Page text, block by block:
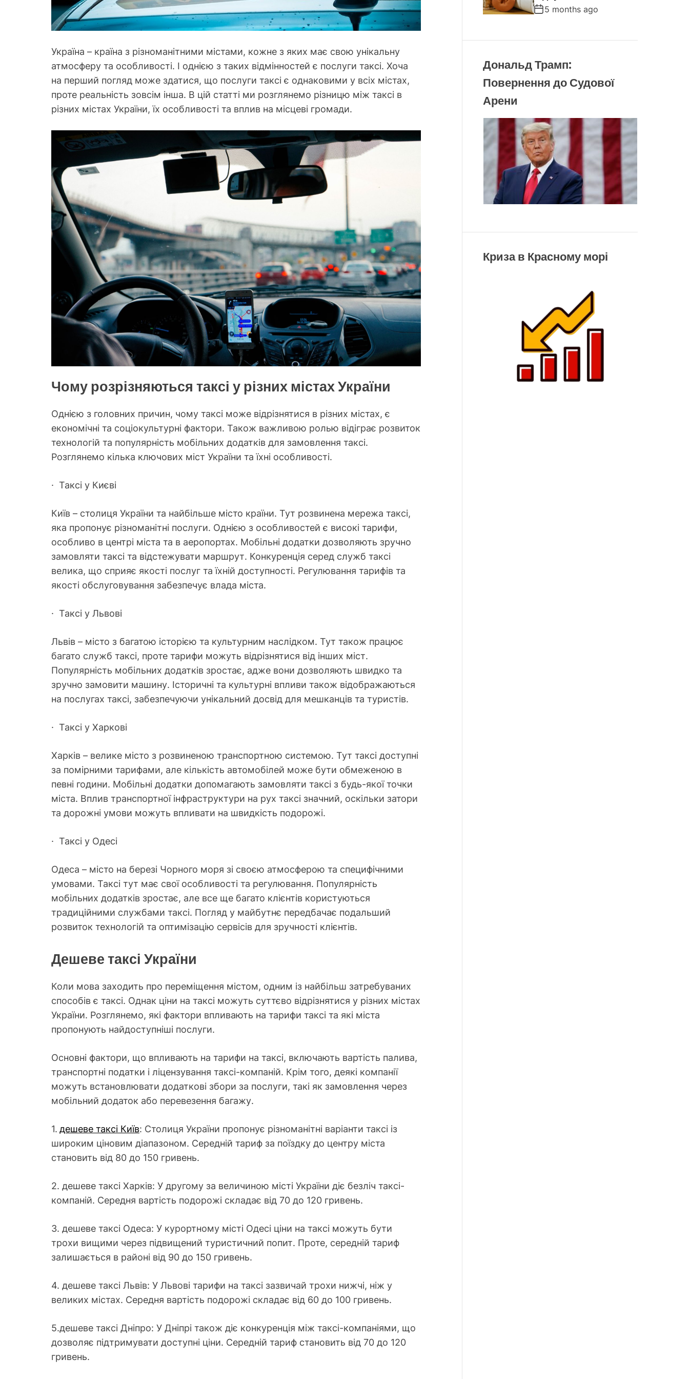
Україна – країна з різноманітними містами, кожне з яких має свою унікальну
атмосферу та особливості. І однією з таких відмінностей є послуги таксі. Хоча
на перший погляд може здатися, що послуги таксі є однаковими у всіх містах,
проте реальність зовсім інша. В цій статті ми розглянемо різницю між таксі в
різних містах України, їх особливості та вплив на місцеві громади.
Чому розрізняються таксі у різних містах України
Однією з головних причин, чому таксі може відрізнятися в різних містах, є
економічні та соціокультурні фактори. Також важливою ролью відіграє розвиток
технологій та популярність мобільних додатків для замовлення таксі.
Розглянемо кілька ключових міст України та їхні особливості.
· Таксі у Києві
Київ – столиця України та найбільше місто країни. Тут розвинена мережа таксі,
яка пропонує різноманітні послуги. Однією з особливостей є високі тарифи,
особливо в центрі міста та в аеропортах. Мобільні додатки дозволяють зручно
замовляти таксі та відстежувати маршрут. Конкуренція серед служб таксі
велика, що сприяє якості послуг та їхній доступності. Регулювання тарифів та
якості обслуговування забезпечує влада міста.
· Таксі у Львові
Львів – місто з багатою історією та культурним наслідком. Тут також працює
багато служб таксі, проте тарифи можуть відрізнятися від інших міст.
Популярність мобільних додатків зростає, адже вони дозволяють швидко та
зручно замовити машину. Історичні та культурні впливи також відображаються
на послугах таксі, забезпечуючи унікальний досвід для мешканців та туристів.
· Таксі у Харкові
Харків – велике місто з розвиненою транспортною системою. Тут таксі доступні
за помірними тарифами, але кількість автомобілей може бути обмеженою в
певні години. Мобільні додатки допомагають замовляти таксі з будь-якої точки
міста. Вплив транспортної інфраструктури на рух таксі значний, оскільки затори
та дорожні умови можуть впливати на швидкість подорожі.
· Таксі у Одесі
Одеса – місто на березі Чорного моря зі своєю атмосферою та специфічними
умовами. Таксі тут має свої особливості та регулювання. Популярність
мобільних додатків зростає, але все ще багато клієнтів користуються
традиційними службами таксі. Погляд у майбутнє передбачає подальший
розвиток технологій та оптимізацію сервісів для зручності клієнтів.
Дешеве таксі України
Коли мова заходить про переміщення містом, одним із найбільш затребуваних
способів є таксі. Однак ціни на таксі можуть суттєво відрізнятися у різних містах
України. Розглянемо, які фактори впливають на тарифи таксі та які міста
пропонують найдоступніші послуги.
Основні фактори, що впливають на тарифи на таксі, включають вартість палива,
транспортні податки і ліцензування таксі-компаній. Крім того, деякі компанії
можуть встановлювати додаткові збори за послуги, такі як замовлення через
мобільний додаток або перевезення багажу.
1. дешеве таксі Київ: Столиця України пропонує різноманітні варіанти таксі із
широким ціновим діапазоном. Середній тариф за поїздку до центру міста
становить від 80 до 150 гривень.
2. дешеве таксі Харків: У другому за величиною місті України діє безліч таксі-
компаній. Середня вартість подорожі складає від 70 до 120 гривень.
3. дешеве таксі Одеса: У курортному місті Одесі ціни на таксі можуть бути
трохи вищими через підвищений туристичний попит. Проте, середній тариф
залишається в районі від 90 до 150 гривень.
4. дешеве таксі Львів: У Львові тарифи на таксі зазвичай трохи нижчі, ніж у
великих містах. Середня вартість подорожі складає від 60 до 100 гривень.
5.дешеве таксі Дніпро: У Дніпрі також діє конкуренція між таксі-компаніями, що
дозволяє підтримувати доступні ціни. Середній тариф становить від 70 до 120
гривень.
5 months ago
Дональд Трамп:
Повернення до Судової
Арени
Криза в Красному морі